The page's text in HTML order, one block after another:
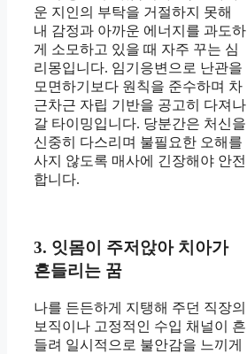
운 지인의 부탁을 거절하지 못해
내 감정과 아까운 에너지를 과도하
게 소모하고 있을 때 자주 꾸는 심
리몽입니다. 임기응변으로 난관을
모면하기보다 원칙을 준수하며 차
근차근 자립 기반을 공고히 다져나
갈 타이밍입니다. 당분간은 처신을
신중히 다스리며 불필요한 오해를
사지 않도록 매사에 긴장해야 안전
합니다.
3. 잇몸이 주저앉아 치아가
흔들리는 꿈
나를 든든하게 지탱해 주던 직장의
보직이나 고정적인 수입 채널이 흔
들려 일시적으로 불안감을 느끼게